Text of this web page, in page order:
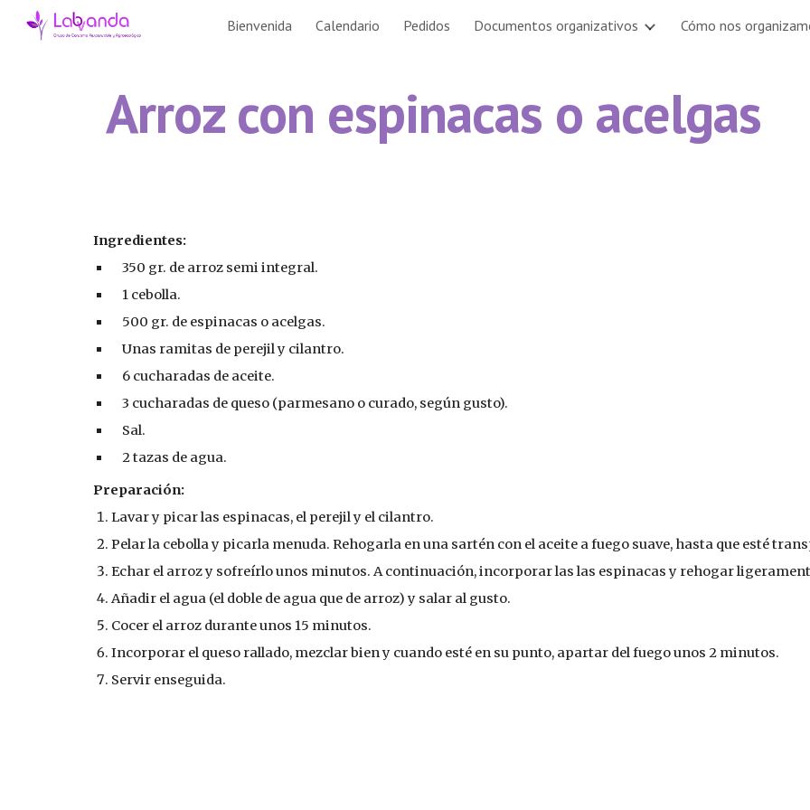
Skip to main content Skip to
Bienvenida Calendario Pedidos Documentos organizativos Cómo nos
Arroz con espinacas o acelgas
Ingredientes:
    350 gr. de arroz semi integral.
    1 cebolla.
    500 gr. de espinacas o acelgas.
    Unas ramitas de perejil y cilantro.
    6 cucharadas de aceite.
    3 cucharadas de queso (parmesano o curado, según gusto).
    Sal.
    2 tazas de agua.
Preparación:
Lavar y picar las espinacas, el perejil y el cilantro.
Pelar la cebolla y picarla menuda. Rehogarla en una sartén con el aceite a fuego suave, hasta que esté
Echar el arroz y sofreírlo unos minutos. A continuación, incorporar las las espinacas y rehogar
Añadir el agua (el doble de agua que de arroz) y salar al gusto.
Cocer el arroz durante unos 15 minutos.
Incorporar el queso rallado, mezclar bien y cuando esté en su punto, apartar del fuego unos 2 minutos.
Servir enseguida.